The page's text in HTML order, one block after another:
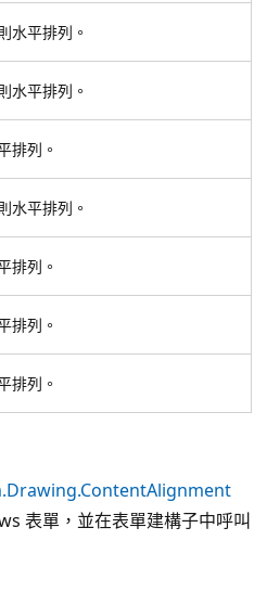
水平排列。
水平排列。
排列。
水平排列。
排列。
排列。
排列。
表單，並在表單建構子中呼叫